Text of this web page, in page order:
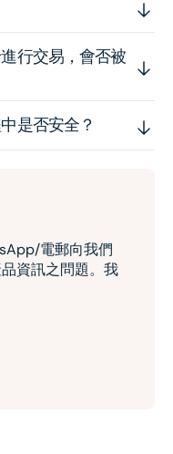
行交易，會否被
是否安全？
電郵向我們
資訊之問題。我